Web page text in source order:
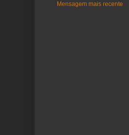
Mensagem mais recente